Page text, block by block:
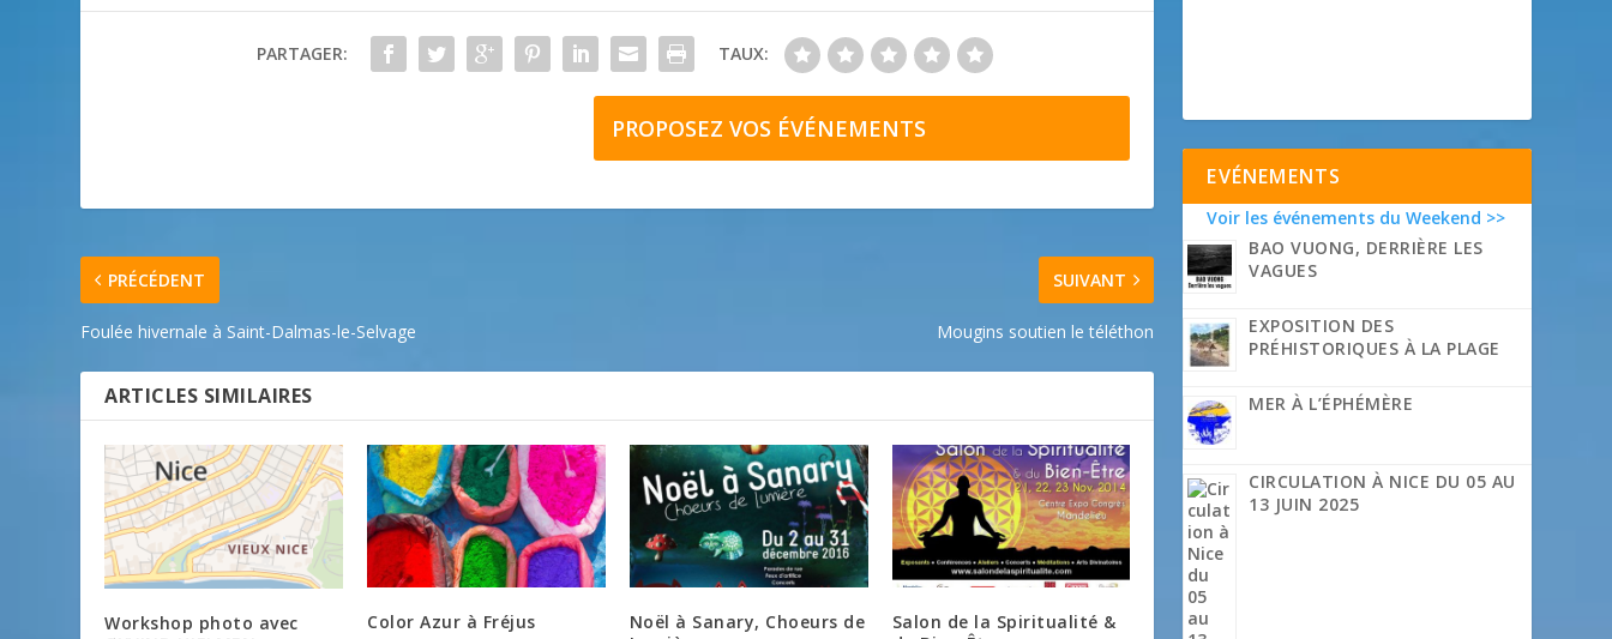
PARTAGER: TAUX:
PROPOSEZ VOS ÉVÉNEMENTS
PRÉCÉDENT
Foulée hivernale à Saint-Dalmas-le-Selvage
SUIVANT
Mougins soutien le téléthon
ARTICLES SIMILAIRES
Workshop photo avec
Color Azur à Fréjus
Noël à Sanary, Choeurs de
Salon de la Spiritualité &
EVÉNEMENTS
Voir les événements du Weekend >>
BAO VUONG, DERRIÈRE LES
VAGUES
EXPOSITION DES
PRÉHISTORIQUES À LA PLAGE
MER À L’ÉPHÉMÈRE
CIRCULATION À NICE DU 05 AU
13 JUIN 2025